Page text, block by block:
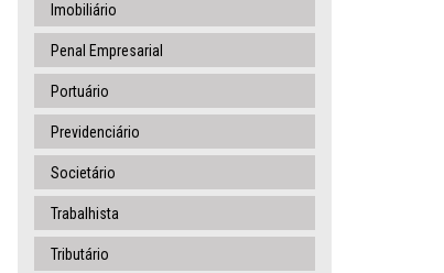
Imobiliário
Penal Empresarial
Portuário
Previdenciário
Societário
Trabalhista
Tributário